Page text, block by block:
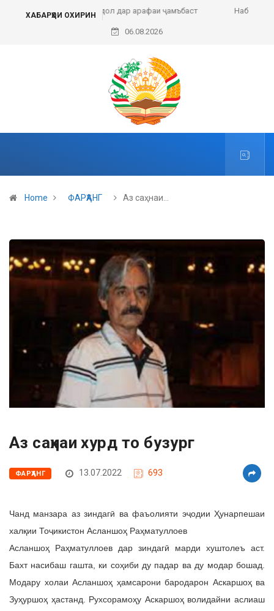
ХАБАРҲОИ ОХИРИН
дар арафаи ҷамъбаст Набзи ғазали имрӯз
06.08.2026
Home ФАРҲАНГ Аз саҳнаи…
Аз саҳнаи хурд то бузург
ФАРҲАНГ 13.07.2022 693
Чанд манзара аз зиндагӣ ва фаъолияти эҷодии Ҳунарпешаи
халқии Тоҷикистон Асланшоҳ Раҳматуллоев
Асланшоҳ Раҳматуллоев дар зиндагӣ марди хуштолеъ аст.
Бахт насибаш гашта, ки соҳиби ду падар ва ду модар бошад.
Модару холаи Асланшоҳ ҳамсарони бародарон Аскаршоҳ ва
Зуҳуршоҳ ҳастанд. Рухсорамоҳу Аскаршоҳ волидайни аслиаш